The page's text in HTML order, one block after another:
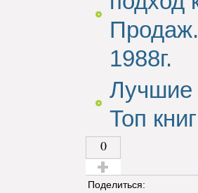
1988г.
Лучшие
Топ
0
Голос за!
Поделиться: